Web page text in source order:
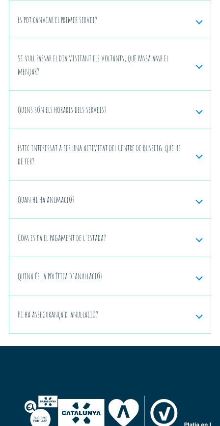
Es pot canviar el primer servei?
Si vull passar el dia visitant els voltants, què passa amb el
menjar?
Quins són els horaris dels serveis?
Estic interessat a fer una activitat del Centre de Busseig. Què he
de fer?
Quan hi ha animació?
Com es fa el pagament de l'estada?
Quina és la política d'anul·lació?
Hi ha assegurança d'anul·lació?
info@montjoi.com
Assegurança d'anul·lació